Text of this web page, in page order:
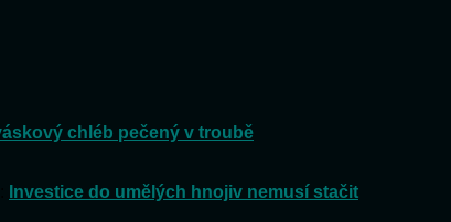
chléb pečený v troubě
Investice do umělých hnojiv nemusí stačit